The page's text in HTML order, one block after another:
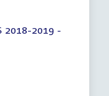
2018-2019 -